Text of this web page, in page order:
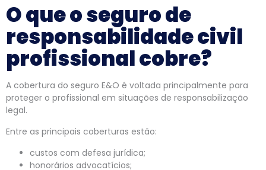
O que o seguro de
responsabilidade civil
profissional cobre?
A cobertura do seguro E&O é voltada principalmente para
proteger o profissional em situações de responsabilização
legal.
Entre as principais coberturas estão:
custos com defesa jurídica;
honorários advocatícios;